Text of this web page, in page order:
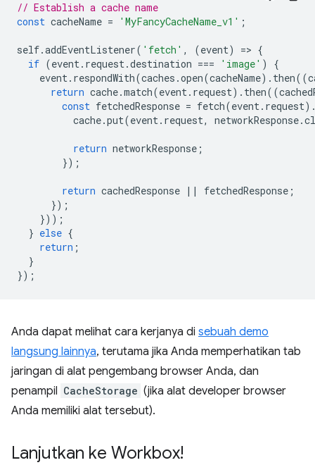
// Establish a cache name
const cacheName = 'MyFancyCacheName_v1' ;
self.addEventListener( 'fetch' , (event) => {
if (event. request.destination === 'image' )
{
event. respondWith(caches .open(cacheName). then((
return cache.match(event. request). then((
const fetchedResponse = fetch(event. request
cache.put(event. request, networkResponse.
return networkResponse ;
});
return cachedResponse || fetchedResponse ;
});
}));
} else {
return ;
}
});
Anda dapat melihat cara kerjanya di sebuah demo
langsung lainnya, terutama jika Anda memperhatikan tab
jaringan di alat pengembang browser Anda, dan
penampil CacheStorage (jika alat developer browser
Anda memiliki alat tersebut).
Lanjutkan ke Workbox!